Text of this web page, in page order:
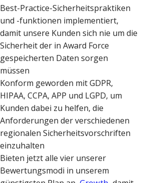
Best-Practice-Sicherheitspraktiken
und -funktionen implementiert,
damit unsere Kunden sich nie um die
Sicherheit der in Award Force
gespeicherten Daten sorgen
müssen
Konform geworden mit GDPR,
HIPAA, CCPA, APP und LGPD, um
Kunden dabei zu helfen, die
Anforderungen der verschiedenen
regionalen Sicherheitsvorschriften
einzuhalten
Bieten jetzt alle vier unserer
Bewertungsmodi in unserem